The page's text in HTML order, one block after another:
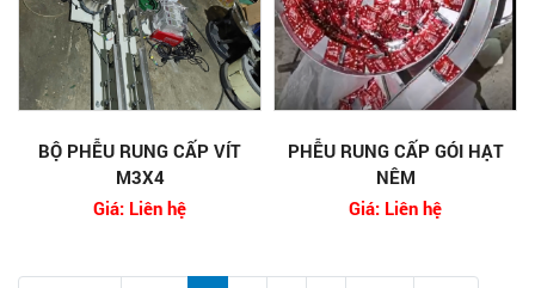
BỘ PHỄU RUNG CẤP VÍT
M3X4
Giá: Liên hệ
PHỄU RUNG CẤP GÓI HẠT
NÊM
Giá: Liên hệ